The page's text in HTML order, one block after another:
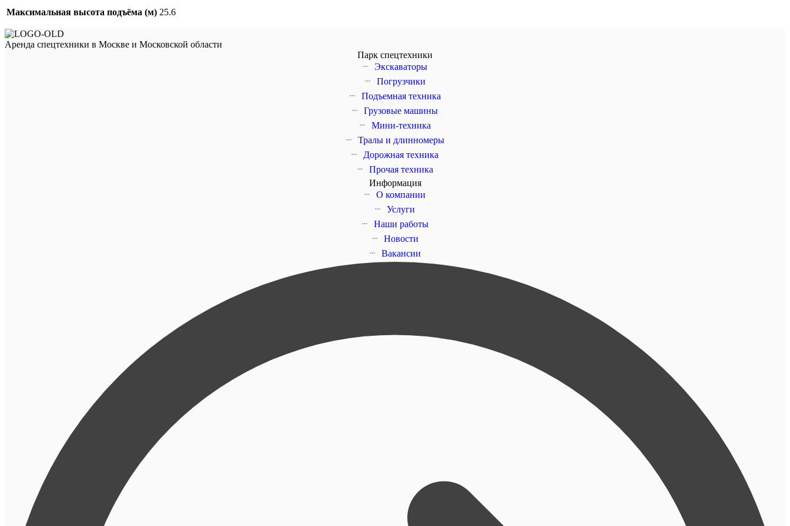
Максимальная высота подъёма (м) 25.6
Аренда спецтехники в Москве и Московской области
Парк спецтехники
Экскаваторы
Погрузчики
Подъемная техника
Грузовые машины
Мини-техника
Тралы и длинномеры
Дорожная техника
Прочая техника
Информация
О компании
Услуги
Наши работы
Новости
Вакансии